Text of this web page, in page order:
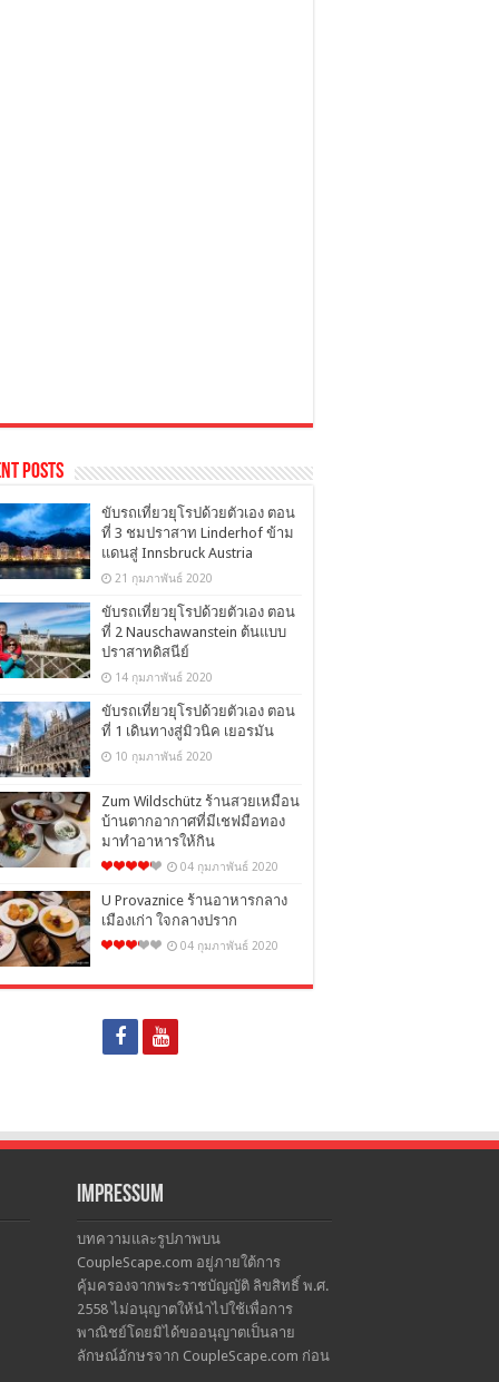
Posts
ขับรถเที่ยวยุโรปด้วยตัวเอง ตอน
ที่ 3 ชมปราสาท Linderhof ข้าม
แดนสู่ Innsbruck Austria
21 กุมภาพันธ์ 2020
ขับรถเที่ยวยุโรปด้วยตัวเอง ตอน
ที่ 2 Nauschawanstein ต้นแบบ
ปราสาทดิสนีย์
14 กุมภาพันธ์ 2020
ขับรถเที่ยวยุโรปด้วยตัวเอง ตอน
ที่ 1 เดินทางสู่มิวนิค เยอรมัน
10 กุมภาพันธ์ 2020
Zum Wildschütz ร้านสวยเหมือน
บ้านตากอากาศที่มีเชฟมือทอง
มาทำอาหารให้กิน
04 กุมภาพันธ์ 2020
U Provaznice ร้านอาหารกลาง
เมืองเก่า ใจกลางปราก
04 กุมภาพันธ์ 2020
Impressum
บทความและรูปภาพบน
CoupleScape.com อยู่ภายใต้การ
คุ้มครองจากพระราชบัญญัติ ลิขสิทธิ์ พ.ศ.
2558 ไม่อนุญาตให้นำไปใช้เพื่อการ
พาณิชย์โดยมิได้ขออนุญาตเป็นลาย
ลักษณ์อักษรจาก CoupleScape.com ก่อน